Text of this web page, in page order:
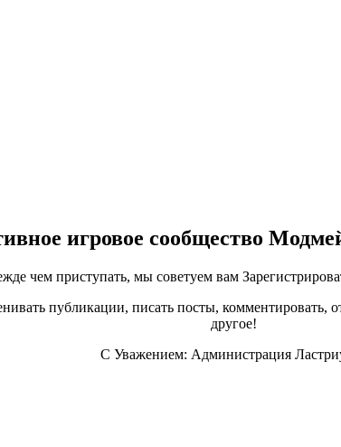
игровое сообщество
чем приступать, мы советуем вам
публикации, писать посты, комментировать,
другое!
С Уважением: Администрация